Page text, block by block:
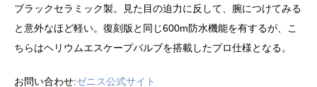
ブラックセラミック製。見た目の迫力に反して、腕につけてみる
と意外なほど軽い。復刻版と同じ600m防水機能を有するが、こ
ちらはヘリウムエスケープバルブを搭載したプロ仕様となる。
お問い合わせ:ゼニス公式サイト